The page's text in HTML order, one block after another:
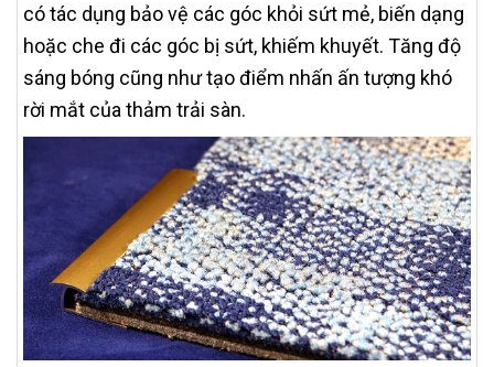
có tác dụng bảo vệ các góc khỏi sứt mẻ, biến dạng
hoặc che đi các góc bị sứt, khiếm khuyết. Tăng độ
sáng bóng cũng như tạo điểm nhấn ấn tượng khó
rời mắt của thảm trải sàn.